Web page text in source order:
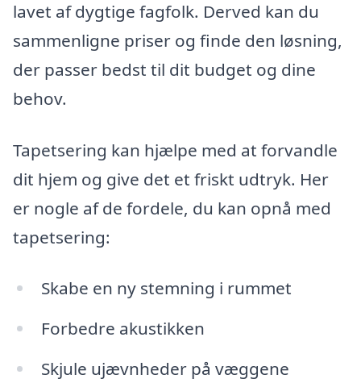
lavet af dygtige fagfolk. Derved kan du
sammenligne priser og finde den løsning,
der passer bedst til dit budget og dine
behov.
Tapetsering kan hjælpe med at forvandle
dit hjem og give det et friskt udtryk. Her
er nogle af de fordele, du kan opnå med
tapetsering:
Skabe en ny stemning i rummet
Forbedre akustikken
Skjule ujævnheder på væggene